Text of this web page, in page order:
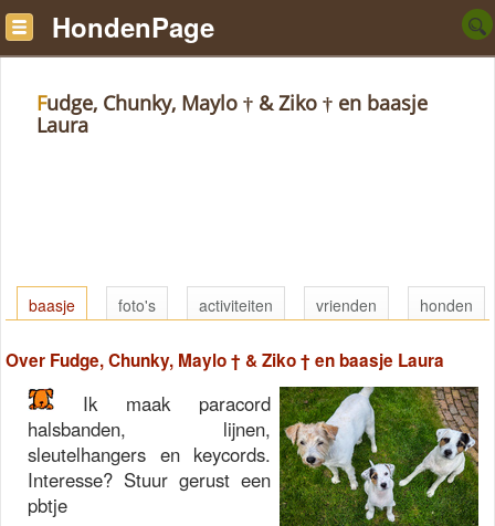
HondenPage
Fudge, Chunky, Maylo † & Ziko † en baasje
Laura
baasje foto's activiteiten vrienden honden
Over Fudge, Chunky, Maylo † & Ziko † en baasje Laura
Ik maak paracord
halsbanden, lijnen,
sleutelhangers en keycords.
Interesse? Stuur gerust een
pbtje